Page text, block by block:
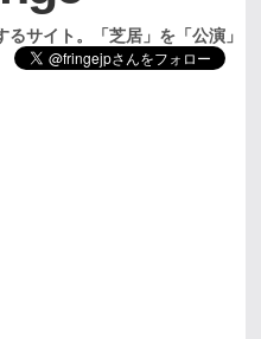
サイト。「芝居」を「公演」